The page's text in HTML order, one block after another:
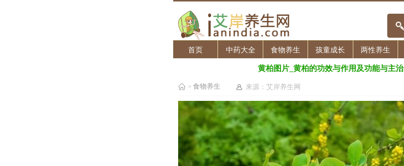
首页 中药大全 食物养生 孩童成长 两性养生
黄柏图片_黄柏的功效与作用及功能与主治
> 食物养生 来源：艾岸养生网